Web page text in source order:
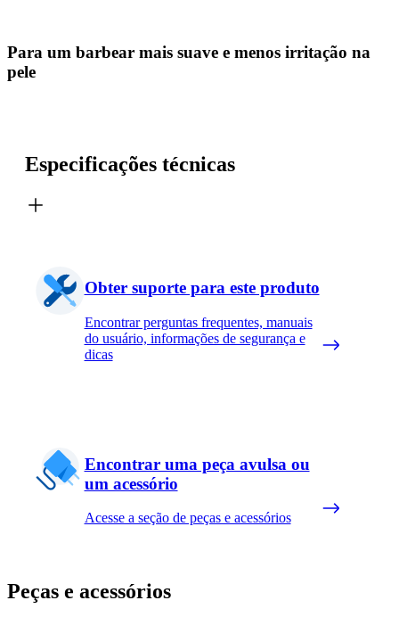
Para um barbear mais suave e menos irritação na
pele
Especificações técnicas
Obter suporte para este produto
Encontrar perguntas frequentes, manuais
do usuário, informações de segurança e
dicas
Encontrar uma peça avulsa ou
um acessório
Acesse a seção de peças e acessórios
Peças e acessórios